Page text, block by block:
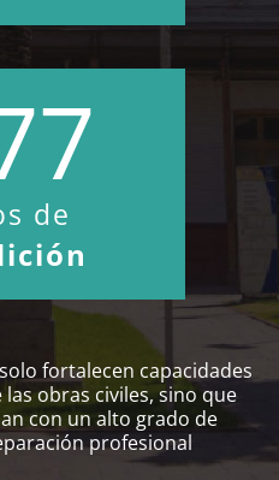
de
fortalecen capacidades
obras civiles, sino que
con un alto grado de
profesional